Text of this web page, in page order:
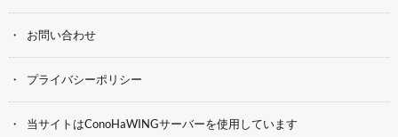
お問い合わせ
プライバシーポリシー
当サイトはConoHaWINGサーバーを使用しています